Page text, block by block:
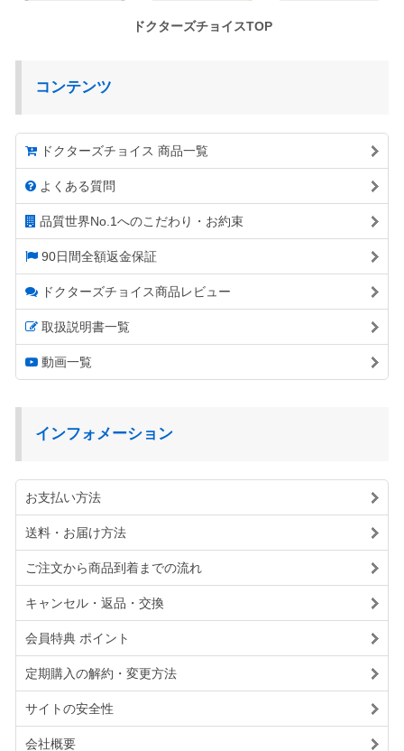
ドクターズチョイスTOP
コンテンツ
ドクターズチョイス 商品一覧
よくある質問
品質世界No.1へのこだわり・お約束
90日間全額返金保証
ドクターズチョイス商品レビュー
取扱説明書一覧
動画一覧
インフォメーション
お支払い方法
送料・お届け方法
ご注文から商品到着までの流れ
キャンセル・返品・交換
会員特典 ポイント
定期購入の解約・変更方法
サイトの安全性
会社概要